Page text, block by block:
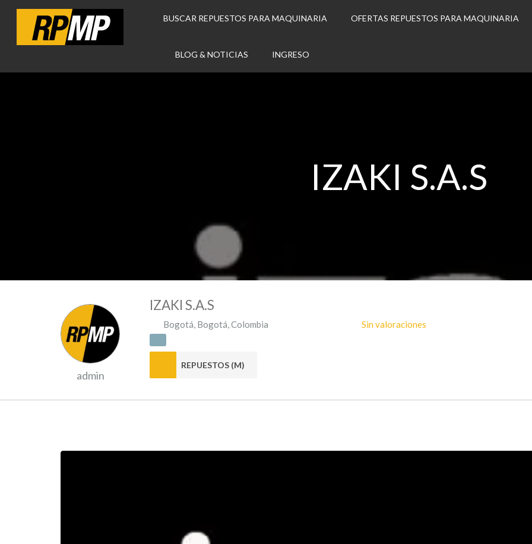
BUSCAR REPUESTOS PARA MAQUINARIA OFERTAS REPUESTOS PARA MAQUINARIA
BLOG & NOTICIAS INGRESO
IZAKI S.A.S
admin
IZAKI S.A.S
Bogotá, Bogotá,Colombia Sin valoraciones
REPUESTOS (M)